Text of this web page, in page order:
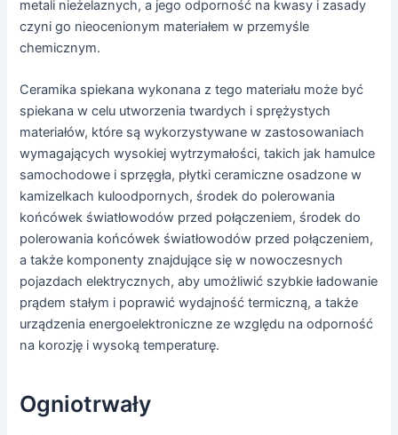
metali nieżelaznych, a jego odporność na kwasy i zasady
czyni go nieocenionym materiałem w przemyśle
chemicznym.
Ceramika spiekana wykonana z tego materiału może być
spiekana w celu utworzenia twardych i sprężystych
materiałów, które są wykorzystywane w zastosowaniach
wymagających wysokiej wytrzymałości, takich jak hamulce
samochodowe i sprzęgła, płytki ceramiczne osadzone w
kamizelkach kuloodpornych, środek do polerowania
końcówek światłowodów przed połączeniem, środek do
polerowania końcówek światłowodów przed połączeniem,
a także komponenty znajdujące się w nowoczesnych
pojazdach elektrycznych, aby umożliwić szybkie ładowanie
prądem stałym i poprawić wydajność termiczną, a także
urządzenia energoelektroniczne ze względu na odporność
na korozję i wysoką temperaturę.
Ogniotrwały